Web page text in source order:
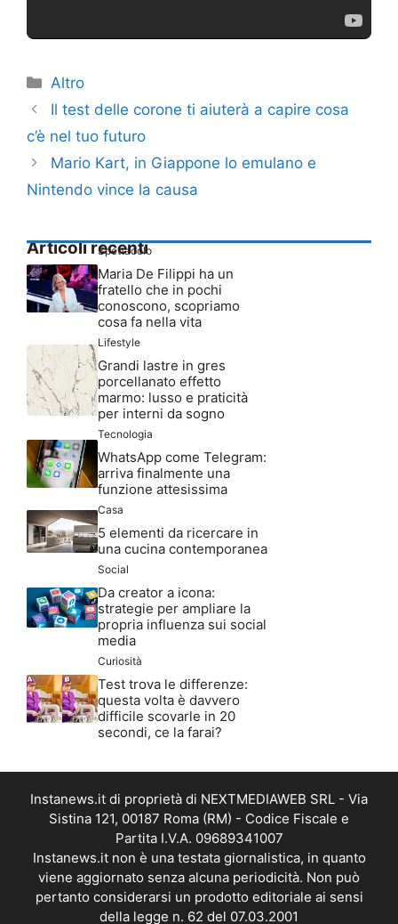
Categorie
Altro
Il test delle corone ti aiuterà a capire cosa
c’è nel tuo futuro
Mario Kart, in Giappone lo emulano e
Nintendo vince la causa
Articoli recenti
Spettacolo
Maria De Filippi ha un
fratello che in pochi
conoscono, scopriamo
cosa fa nella vita
Lifestyle
Grandi lastre in gres
porcellanato effetto
marmo: lusso e praticità
per interni da sogno
Tecnologia
WhatsApp come Telegram:
arriva finalmente una
funzione attesissima
Casa
5 elementi da ricercare in
una cucina contemporanea
Social
Da creator a icona:
strategie per ampliare la
propria influenza sui social
media
Curiosità
Test trova le differenze:
questa volta è davvero
difficile scovarle in 20
secondi, ce la farai?
Instanews.it di proprietà di NEXTMEDIAWEB SRL - Via
Sistina 121, 00187 Roma (RM) - Codice Fiscale e
Partita I.V.A. 09689341007
Instanews.it non è una testata giornalistica, in quanto
viene aggiornato senza alcuna periodicità. Non può
pertanto considerarsi un prodotto editoriale ai sensi
della legge n. 62 del 07.03.2001